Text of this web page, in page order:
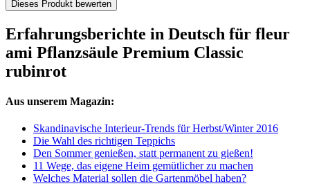
Dieses Produkt bewerten
Erfahrungsberichte in Deutsch für fleur
ami Pflanzsäule Premium Classic
rubinrot
Aus unserem Magazin:
Skandinavische Interieur-Trends für Herbst/Winter 2016
Die Wahl des richtigen Teppichs
Den Sommer genießen, statt permanent zu gießen!
11 Wege, das eigene Heim gemütlicher zu machen
Welches Material sollen die Gartenmöbel haben?